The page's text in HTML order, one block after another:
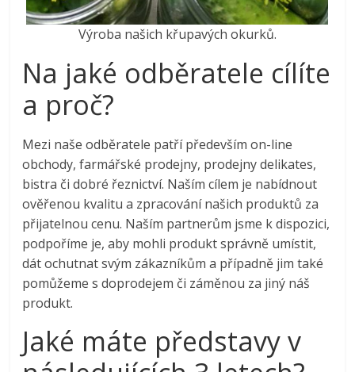
Výroba našich křupavých okurků.
Na jaké odběratele cílíte
a proč?
Mezi naše odběratele patří především on-line
obchody, farmářské prodejny, prodejny delikates,
bistra či dobré řeznictví. Naším cílem je nabídnout
ověřenou kvalitu a zpracování našich produktů za
přijatelnou cenu. Naším partnerům jsme k dispozici,
podpoříme je, aby mohli produkt správně umístit,
dát ochutnat svým zákazníkům a případně jim také
pomůžeme s doprodejem či záměnou za jiný náš
produkt.
Jaké máte představy v